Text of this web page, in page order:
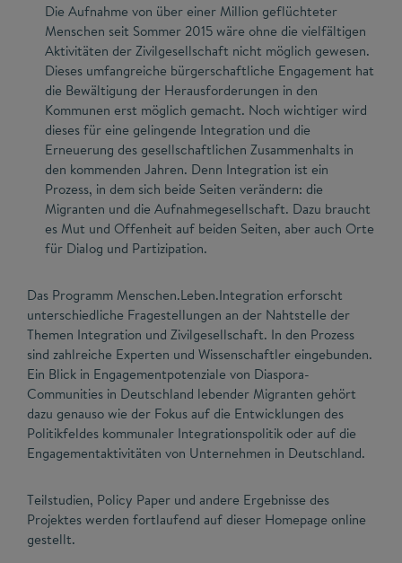
Die Aufnahme von über einer Million geflüchteter
Menschen seit Sommer 2015 wäre ohne die vielfältigen
Aktivitäten der Zivilgesellschaft nicht möglich gewesen.
Dieses umfangreiche bürgerschaftliche Engagement hat
die Bewältigung der Herausforderungen in den
Kommunen erst möglich gemacht. Noch wichtiger wird
dieses für eine gelingende Integration und die
Erneuerung des gesellschaftlichen Zusammenhalts in
den kommenden Jahren. Denn Integration ist ein
Prozess, in dem sich beide Seiten verändern: die
Migranten und die Aufnahmegesellschaft. Dazu braucht
es Mut und Offenheit auf beiden Seiten, aber auch Orte
für Dialog und Partizipation.
Das Programm Menschen.Leben.Integration erforscht
unterschiedliche Fragestellungen an der Nahtstelle der
Themen Integration und Zivilgesellschaft. In den Prozess
sind zahlreiche Experten und Wissenschaftler eingebunden.
Ein Blick in Engagementpotenziale von Diaspora-
Communities in Deutschland lebender Migranten gehört
dazu genauso wie der Fokus auf die Entwicklungen des
Politikfeldes kommunaler Integrationspolitik oder auf die
Engagementaktivitäten von Unternehmen in Deutschland.
Teilstudien, Policy Paper und andere Ergebnisse des
Projektes werden fortlaufend auf dieser Homepage online
gestellt.